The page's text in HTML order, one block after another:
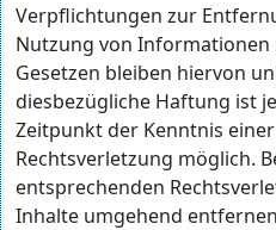
Verpflichtungen zur
Nutzung von Informationen
Gesetzen bleiben hiervon
diesbezügliche Haftung ist
Zeitpunkt der Kenntnis
Rechtsverletzung möglich.
entsprechenden
Inhalte umgehend